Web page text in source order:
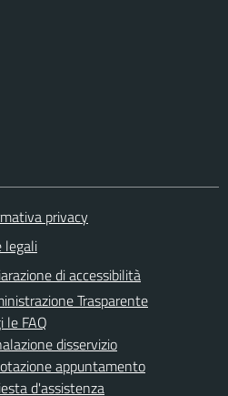
privacy
legali
di accessibilità
Trasparente
le FAQ
disservizio
appuntamento
d'assistenza